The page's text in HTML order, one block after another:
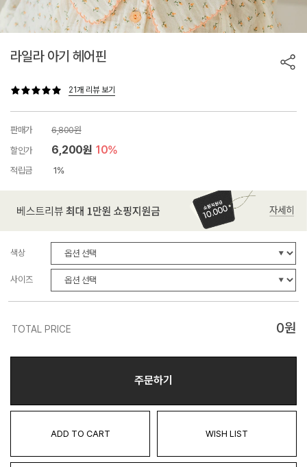
라일라 아기 헤어핀
21개 리뷰 보기
판매가
6,800원
할인가
6,200원 10%
적립금 1%
색상
사이즈
TOTAL PRICE 0원
주문하기
ADD TO CART WISH LIST